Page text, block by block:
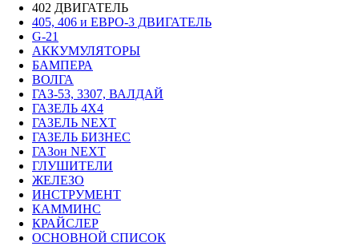
402 ДВИГАТЕЛЬ
405, 406 и ЕВРО-3 ДВИГАТЕЛЬ
G-21
АККУМУЛЯТОРЫ
БАМПЕРА
ВОЛГА
ГАЗ-53, 3307, ВАЛДАЙ
ГАЗЕЛЬ 4Х4
ГАЗЕЛЬ NEXT
ГАЗЕЛЬ БИЗНЕС
ГАЗон NEXT
ГЛУШИТЕЛИ
ЖЕЛЕЗО
ИНСТРУМЕНТ
КАММИНС
КРАЙСЛЕР
ОСНОВНОЙ СПИСОК